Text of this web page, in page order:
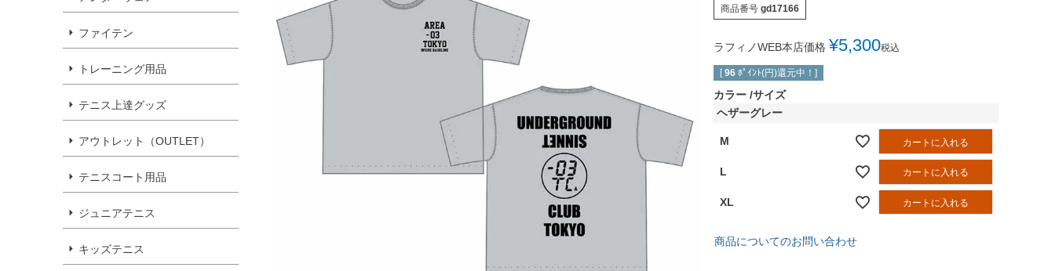
ファイテン
トレーニング用品
テニス上達グッズ
アウトレット（OUTLET）
テニスコート用品
ジュニアテニス
キッズテニス
商品番号 gd17166
ラフィノWEB本店価格 ¥5,300税込
[ 96 ﾎﾟｲﾝﾄ(円)還元中！]
カラー サイズ
ヘザーグレー
M カートに入れる
L カートに入れる
XL カートに入れる
商品についてのお問い合わせ